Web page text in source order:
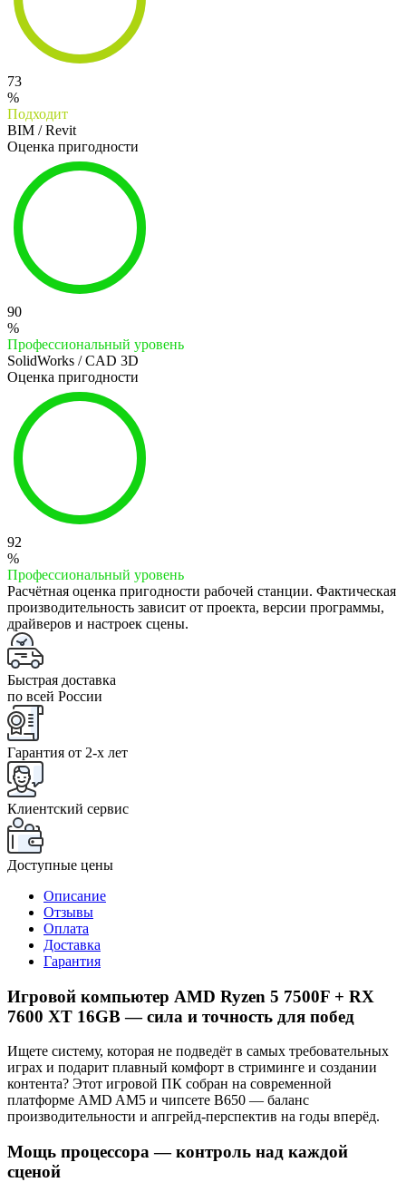
73
%
Подходит
BIM / Revit
Оценка пригодности
90
%
Профессиональный уровень
SolidWorks / CAD 3D
Оценка пригодности
92
%
Профессиональный уровень
Расчётная оценка пригодности рабочей станции. Фактическая
производительность зависит от проекта, версии программы,
драйверов и настроек сцены.
Быстрая доставка
по всей России
Гарантия от 2-x лет
Клиентский сервис
Доступные цены
Описание
Отзывы
Оплата
Доставка
Гарантия
Игровой компьютер AMD Ryzen 5 7500F + RX
7600 XT 16GB — сила и точность для побед
Ищете систему, которая не подведёт в самых требовательных
играх и подарит плавный комфорт в стриминге и создании
контента? Этот игровой ПК собран на современной
платформе AMD AM5 и чипсете B650 — баланс
производительности и апгрейд-перспектив на годы вперёд.
Мощь процессора — контроль над каждой
сценой